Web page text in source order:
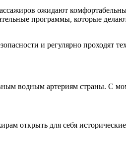
ожидают
программы, которые
и регулярно проходят
водным артериям страны. С
открыть для себя исторические